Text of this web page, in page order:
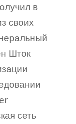
в
своих
Шток
сеть